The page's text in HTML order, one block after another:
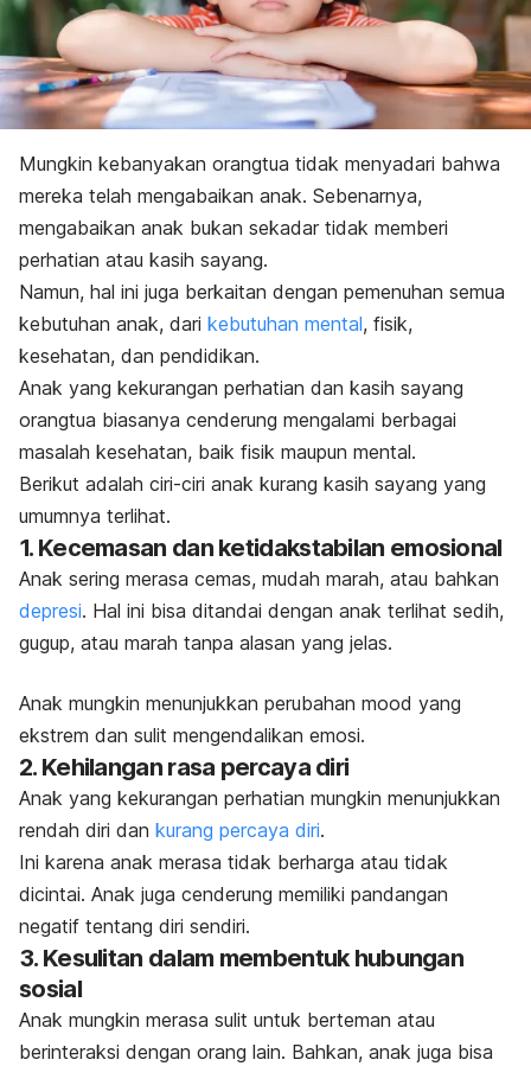
Mungkin kebanyakan orangtua tidak menyadari bahwa
mereka telah mengabaikan anak. Sebenarnya,
mengabaikan anak bukan sekadar tidak memberi
perhatian atau kasih sayang.
Namun, hal ini juga berkaitan dengan pemenuhan semua
kebutuhan anak, dari kebutuhan mental, fisik,
kesehatan, dan pendidikan.
Anak yang kekurangan perhatian dan kasih sayang
orangtua biasanya cenderung mengalami berbagai
masalah kesehatan, baik fisik maupun mental.
Berikut adalah ciri-ciri anak kurang kasih sayang yang
umumnya terlihat.
1. Kecemasan dan ketidakstabilan emosional
Anak sering merasa cemas, mudah marah, atau bahkan
depresi. Hal ini bisa ditandai dengan anak terlihat sedih,
gugup, atau marah tanpa alasan yang jelas.
Anak mungkin menunjukkan perubahan mood yang
ekstrem dan sulit mengendalikan emosi.
2. Kehilangan rasa percaya diri
Anak yang kekurangan perhatian mungkin menunjukkan
rendah diri dan kurang percaya diri.
Ini karena anak merasa tidak berharga atau tidak
dicintai. Anak juga cenderung memiliki pandangan
negatif tentang diri sendiri.
3. Kesulitan dalam membentuk hubungan
sosial
Anak mungkin merasa sulit untuk berteman atau
berinteraksi dengan orang lain. Bahkan, anak juga bisa